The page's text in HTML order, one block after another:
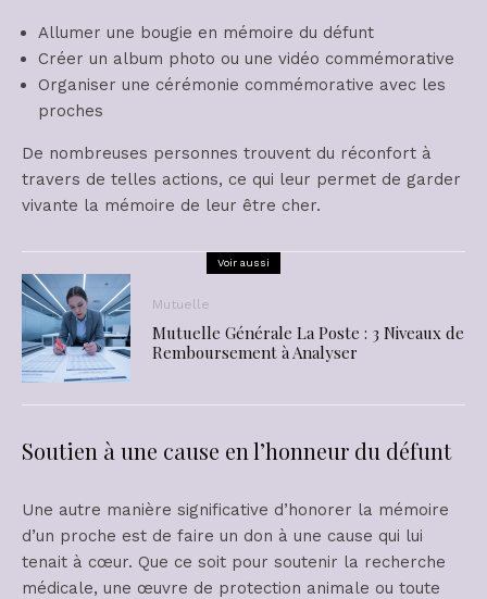
Allumer une bougie en mémoire du défunt
Créer un album photo ou une vidéo commémorative
Organiser une cérémonie commémorative avec les
proches
De nombreuses personnes trouvent du réconfort à
travers de telles actions, ce qui leur permet de garder
vivante la mémoire de leur être cher.
Voir aussi
Mutuelle
Mutuelle Générale La Poste : 3 Niveaux de
Remboursement à Analyser
Soutien à une cause en l’honneur du défunt
Une autre manière significative d’honorer la mémoire
d’un proche est de faire un don à une cause qui lui
tenait à cœur. Que ce soit pour soutenir la recherche
médicale, une œuvre de protection animale ou toute